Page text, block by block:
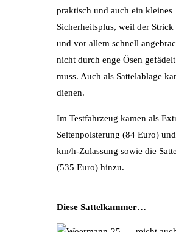
praktisch und auch ein kleines
Sicherheitsplus, weil der
und vor allem schnell
nicht durch enge Ösen
muss. Auch als Sattelablage
dienen.
Im Testfahrzeug kamen als
Seitenpolsterung (84 Euro)
km/h-Zulassung sowie die
(535 Euro) hinzu.
Diese Sattelkammer…